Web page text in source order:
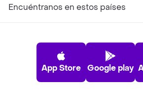
Encuéntranos en estos países
App Store Google play